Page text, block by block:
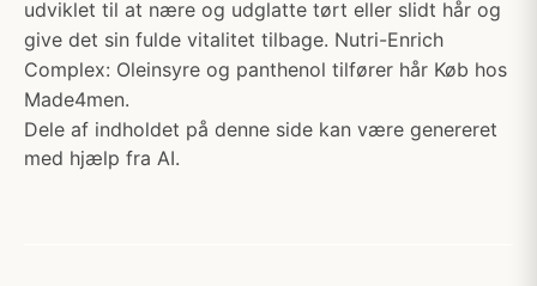
udviklet til at nære og udglatte tørt eller slidt hår og
give det sin fulde vitalitet tilbage. Nutri-Enrich
Complex: Oleinsyre og panthenol tilfører hår Køb hos
Made4men.
Dele af indholdet på denne side kan være genereret
med hjælp fra AI.